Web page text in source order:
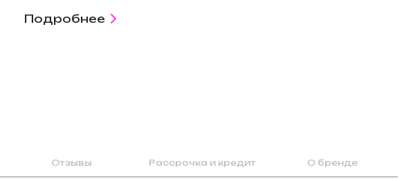
Подробнее
Отзывы Рассрочка и кредит О бренде